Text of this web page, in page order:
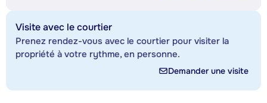
Visite avec le courtier
Prenez rendez-vous avec le courtier pour visiter la
propriété à votre rythme, en personne.
Demander une visite